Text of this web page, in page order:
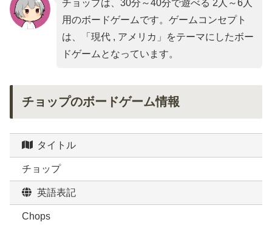
チョップは、30分～40分で遊べる 2人～6人
用のボードゲームです。ゲームコンセプト
は、「 現代 , アメリカ 」をテーマにしたボー
ドゲームとなっています。
チョップのボードゲーム情報
タイトル
チョップ
英語表記
Chops